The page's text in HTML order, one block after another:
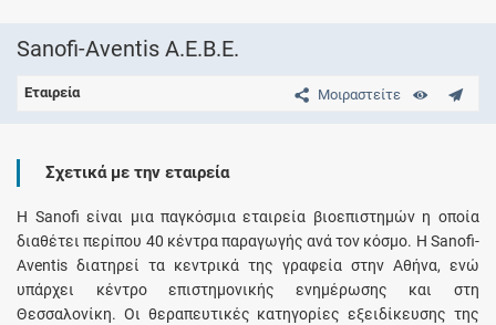
Sanofi-Aventis Α.Ε.Β.Ε.
Μοιραστείτε
Εταιρεία
Σχετικά με την εταιρεία
Η Sanofi είναι μια παγκόσμια εταιρεία βιοεπιστημών η οποία
διαθέτει περίπου 40 κέντρα παραγωγής ανά τον κόσμο. Η Sanofi-
Aventis διατηρεί τα κεντρικά της γραφεία στην Αθήνα, ενώ
υπάρχει κέντρο επιστημονικής ενημέρωσης και στη
Θεσσαλονίκη. Οι θεραπευτικές κατηγορίες εξειδίκευσης της